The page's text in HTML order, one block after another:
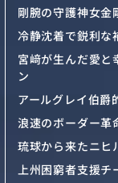
剛腕の守護神女金
冷静沈着で鋭利な
宮﨑が生んだ愛と
ン
アールグレイ伯爵
浪速のボーダー革
琉球から来たニヒ
上州困窮者支援